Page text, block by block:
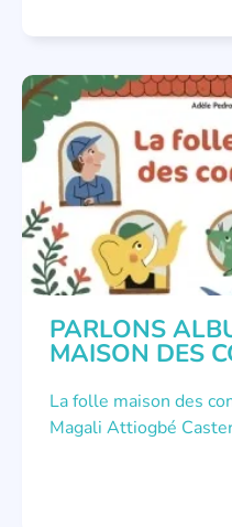
LITTÉRATURE JEUNESSE ,
PARLONS
MAISON DES
La folle maison des
Magali Attiogbé